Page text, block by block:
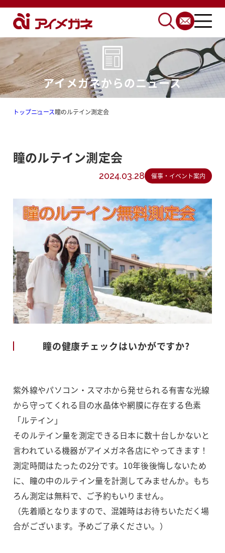
アイメガネからのニュース
トップニュース瞳のルテイン測定会
瞳のルテイン測定会
2024.03.28 催事・イベント案内
瞳の健康チェックはいかがですか?
紫外線やパソコン・スマホから発せられる有害な光線
から守ってくれる目の水晶体や網膜に存在する色素
「ルテイン」
そのルテイン量を測定できる日本に数十台しかないと
言われている機器がアイメガネ各店にやってきます！
測定時間はたったの2分です。10年後後悔しないため
に、瞳の中のルテイン量を計測してみませんか。もち
ろん測定は無料で、ご予約もいりません。
（先着順となりますので、混雑時はお待ちいただく場
合がございます。予めご了承ください。）